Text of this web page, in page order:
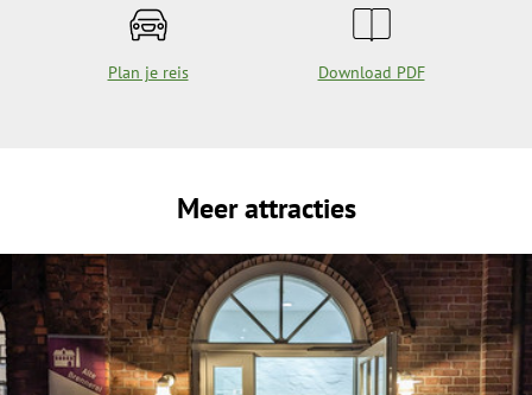
Plan je reis Download PDF
Meer attracties